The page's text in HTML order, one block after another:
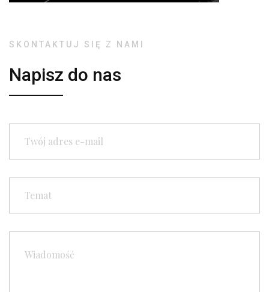
SKONTAKTUJ SIĘ Z NAMI
Napisz do nas